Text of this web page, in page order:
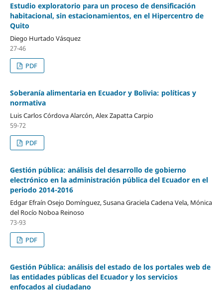
Estudio exploratorio para un proceso de densificación
habitacional, sin estacionamientos, en el Hipercentro de
Quito
Diego Hurtado Vásquez
27-46
PDF
Soberanía alimentaria en Ecuador y Bolivia: políticas y
normativa
Luis Carlos Córdova Alarcón, Alex Zapatta Carpio
59-72
PDF
Gestión pública: análisis del desarrollo de gobierno
electrónico en la administración pública del Ecuador en el
periodo 2014-2016
Edgar Efraín Osejo Domínguez, Susana Graciela Cadena Vela, Mónica
del Rocío Noboa Reinoso
73-93
PDF
Gestión Pública: análisis del estado de los portales web de
las entidades públicas del Ecuador y los servicios
enfocados al ciudadano